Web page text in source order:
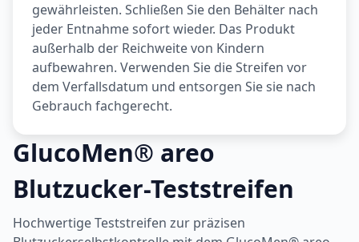
gewährleisten. Schließen Sie den Behälter nach
jeder Entnahme sofort wieder. Das Produkt
außerhalb der Reichweite von Kindern
aufbewahren. Verwenden Sie die Streifen vor
dem Verfallsdatum und entsorgen Sie sie nach
Gebrauch fachgerecht.
GlucoMen® areo
Blutzucker-Teststreifen
Hochwertige Teststreifen zur präzisen